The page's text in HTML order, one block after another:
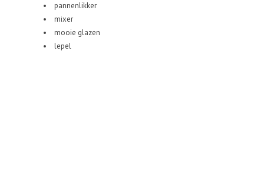
pannenlikker
mixer
mooie glazen
lepel